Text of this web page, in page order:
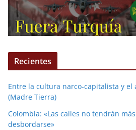
Recientes
Entre la cultura narco-capitalista y el
(Madre Tierra)
Colombia: «Las calles no tendrán
desbordarse»